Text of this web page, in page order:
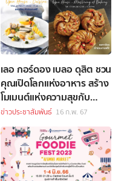
เลอ กอร์ดอง เบลอ ดุสิต ชวน
คุณเปิดโลกแห่งอาหาร สร้าง
โมเมนต์แห่งความสุขกับ
“Open House” ประจำเดือน
กุมภาพันธ์ 2567
ข่าวประชาสัมพันธ์ 16 ก.พ. 67